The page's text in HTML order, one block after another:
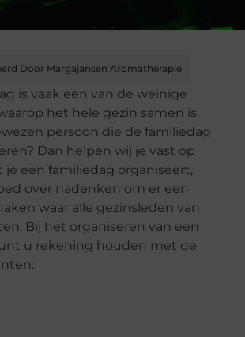
Door Margajansen Aromatherapie
is vaak een van de weinige
het hele gezin samen is.
persoon die de familiedag
Dan helpen wij je vast op
je een familiedag organiseert,
over nadenken om er een
waar alle gezinsleden van
Bij het organiseren van een
u rekening houden met de